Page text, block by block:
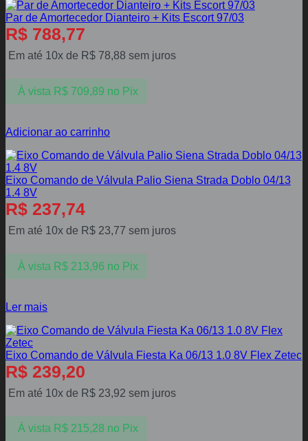
Par de Amortecedor Dianteiro + Kits Escort 97/03
R$ 788,77
Em até 10x de R$ 78,88 sem juros
À vista R$709,89 no Pix
Adicionar ao carrinho
Eixo Comando de Válvula Palio Siena Strada Doblo 04/13
1.4 8V
R$ 237,74
Em até 10x de R$ 23,77 sem juros
À vista R$213,96 no Pix
Ler mais
Eixo Comando de Válvula Fiesta Ka 06/13 1.0 8V Flex Zetec
R$ 239,20
Em até 10x de R$ 23,92 sem juros
À vista R$215,28 no Pix